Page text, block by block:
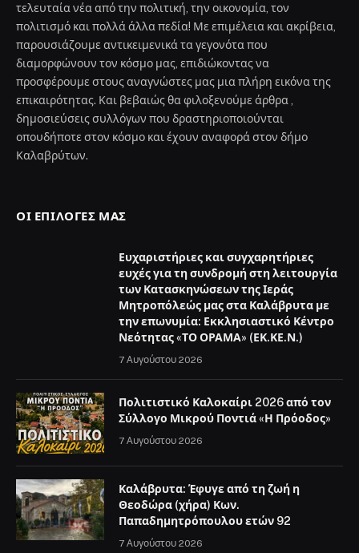
τελευταία νέα από την πολιτική, την οικονομία, τον
πολιτισμό και πολλά άλλα πεδία! Με επιμέλεια και ακρίβεια,
παρουσιάζουμε αντικειμενικά τα γεγονότα που
διαμορφώνουν τον κόσμο μας, επιδιώκοντας να
προσφέρουμε στους αναγνώστες μας μια πλήρη εικόνα της
επικαιρότητας. Και βεβαιώς θα φιλοξενούμε άρθρα ,
δημοσιεύσεις συλλόγων που δραστηριοποιούνται
οπουδήποτε στον κόσμο και έχουν αναφορά στον δήμο
Καλαβρύτων.
ΟΙ ΕΠΙΛΟΓΈΣ ΜΑΣ
Ευχαριστήριες και συγχαρητήριες
ευχές για τη συνδρομή στη λειτουργία
των Κατασκηνώσεων της Ιεράς
Μητροπόλεώς μας στα Καλάβρυτα με
την επωνυμία: Εκκλησιαστικό Κέντρο
Νεότητας «ΤΟ ΟΡΑΜΑ» (ΕΚ.ΚΕ.Ν.)
7 Αυγούστου 2026
Πολιτιστικό Καλοκαίρι 2026 από τον
Σύλλογο Μικρού Ποντιά «Η Πρόοδος»
7 Αυγούστου 2026
Καλάβρυτα: Έφυγε από τη ζωή η
Θεοδώρα (χήρα) Κων.
Παπαδημητρόπουλου ετών 92
7 Αυγούστου 2026